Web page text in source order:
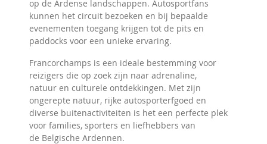
op de Ardense landschappen. Autosportfans
kunnen het circuit bezoeken en bij bepaalde
evenementen toegang krijgen tot de pits en
paddocks voor een unieke ervaring.
Francorchamps is een ideale bestemming voor
reizigers die op zoek zijn naar adrenaline,
natuur en culturele ontdekkingen. Met zijn
ongerepte natuur, rijke autosporterfgoed en
diverse buitenactiviteiten is het een perfecte plek
voor families, sporters en liefhebbers van
de Belgische Ardennen.